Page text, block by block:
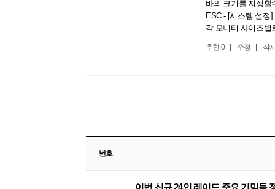
바의 크기를 지정할
ESC - [시스템 설정
각 모니터 사이즈별
추천 0 수정 삭
번호
이번 신규 24인 레이드 주요 기믹들